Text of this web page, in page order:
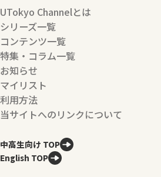
UTokyo Channelとは
シリーズ一覧
コンテンツ一覧
特集・コラム一覧
お知らせ
マイリスト
利用方法
当サイトへのリンクについて
中高生向け TOP
English TOP